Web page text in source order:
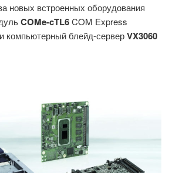
новых встроенных оборудования
COMe-cTL6COM Express
компьютерный блейд-серверVX3060